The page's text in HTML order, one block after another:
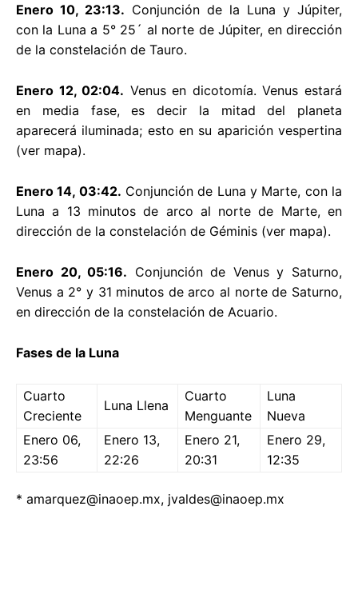
Enero 10, 23:13. Conjunción de la Luna y Júpiter,
con la Luna a 5° 25´ al norte de Júpiter, en dirección
de la constelación de Tauro.
Enero 12, 02:04. Venus en dicotomía. Venus estará
en media fase, es decir la mitad del planeta
aparecerá iluminada; esto en su aparición vespertina
(ver mapa).
Enero 14, 03:42. Conjunción de Luna y Marte, con la
Luna a 13 minutos de arco al norte de Marte, en
dirección de la constelación de Géminis (ver mapa).
Enero 20, 05:16. Conjunción de Venus y Saturno,
Venus a 2° y 31 minutos de arco al norte de Saturno,
en dirección de la constelación de Acuario.
Fases de la Luna
Cuarto
Creciente
Luna Llena
Cuarto
Menguante
Luna
Nueva
Enero 06,
23:56
Enero 13,
22:26
Enero 21,
20:31
Enero 29,
12:35
* amarquez@inaoep.mx, jvaldes@inaoep.mx